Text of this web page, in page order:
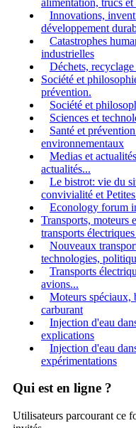
Innovations,
développement
Catastrophes
industrielles
Déchets,
Société et
prévention.
Société et
Sciences et
Santé et
environnementaux
Medias et
actualités...
Le bistrot: vie du
convivialité et
Econology forum
Transports, moteurs
transports
Nouveaux
technologies,
Transports
avions...
Moteurs spéciaux,
carburant
Injection d'eau
explications
Injection d'eau
expérimentations
Qui est en ligne ?
Utilisateurs parcourant ce